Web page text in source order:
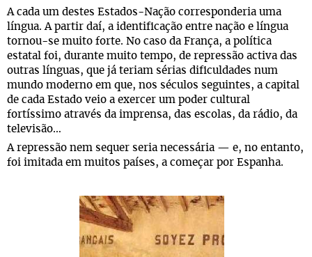
A cada um destes Estados-Nação corresponderia uma
língua. A partir daí, a identificação entre nação e língua
tornou-se muito forte. No caso da França, a política
estatal foi, durante muito tempo, de repressão activa das
outras línguas, que já teriam sérias dificuldades num
mundo moderno em que, nos séculos seguintes, a capital
de cada Estado veio a exercer um poder cultural
fortíssimo através da imprensa, das escolas, da rádio, da
televisão…
A repressão nem sequer seria necessária — e, no entanto,
foi imitada em muitos países, a começar por Espanha.